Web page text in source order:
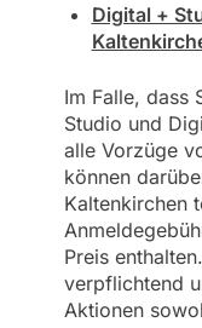
Digital +
Im Falle, dass
Studio und
alle Vorzüge
können
Kaltenkirchen
Preis
verpflichtend
Aktionen